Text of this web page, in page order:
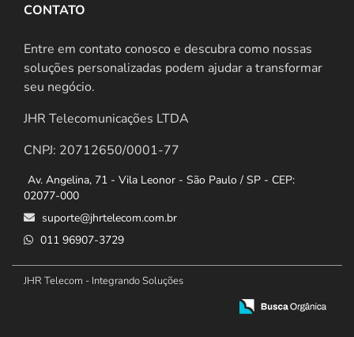
CONTATO
Entre em contato conosco e descubra como nossas
soluções personalizadas podem ajudar a transformar
seu negócio.
JHR Telecomunicações LTDA
CNPJ: 20712650/0001-77
Av. Angelina, 71 - Vila Leonor - São Paulo / SP - CEP:
02077-000
suporte@jhrtelecom.com.br
011 96907-3729
JHR Telecom - Integrando Soluções